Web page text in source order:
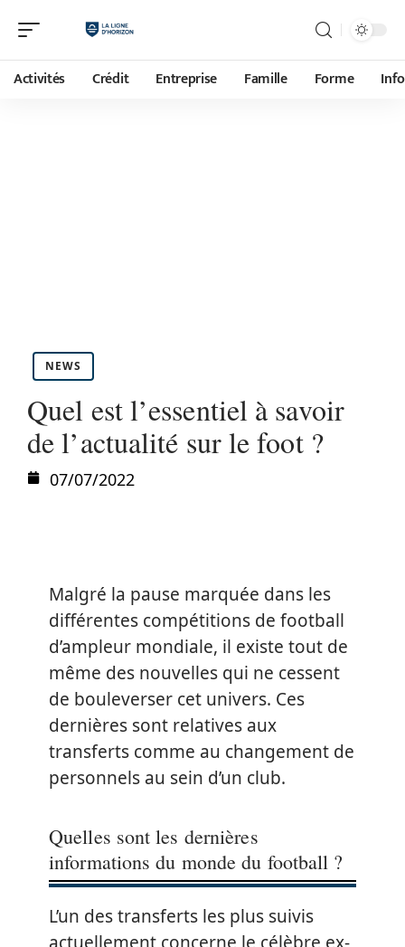
Activités Crédit Entreprise Famille Forme
NEWS
Quel est l’essentiel à savoir
de l’actualité sur le foot ?
07/07/2022
Malgré la pause marquée dans les
différentes compétitions de football
d’ampleur mondiale, il existe tout de
même des nouvelles qui ne cessent
de bouleverser cet univers. Ces
dernières sont relatives aux
transferts comme au changement de
personnels au sein d’un club.
Quelles sont les dernières
informations du monde du football ?
L’un des transferts les plus suivis